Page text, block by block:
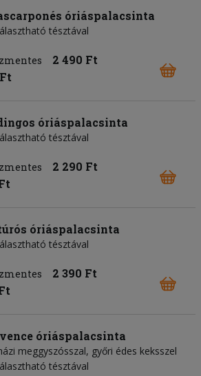
óriáspalacsinta
tésztával
2 490 Ft
óriáspalacsinta
tésztával
2 290 Ft
óriáspalacsinta
tésztával
2 390 Ft
óriáspalacsinta
meggyszósszal, győri édes keksszel
tésztával